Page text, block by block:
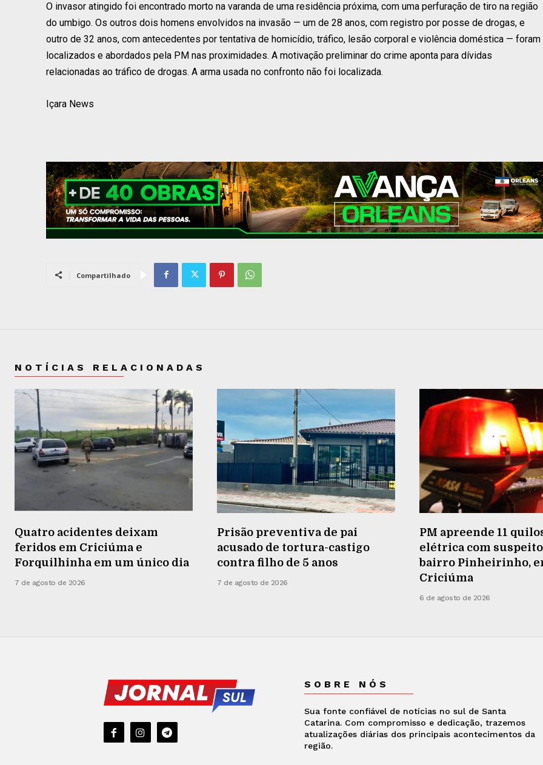
O invasor atingido foi encontrado morto na varanda de uma residência próxima, com uma perfuração de tiro na região
do umbigo. Os outros dois homens envolvidos na invasão — um de 28 anos, com registro por posse de drogas, e
outro de 32 anos, com antecedentes por tentativa de homicídio, tráfico, lesão corporal e violência doméstica — foram
localizados e abordados pela PM nas proximidades. A motivação preliminar do crime aponta para dívidas
relacionadas ao tráfico de drogas. A arma usada no confronto não foi localizada.
Içara News
Compartilhado
NOTÍCIAS RELACIONADAS
Quatro acidentes deixam
feridos em Criciúma e
Forquilhinha em um único dia
7 de agosto de 2026
Prisão preventiva de pai
acusado de tortura-castigo
contra filho de 5 anos
7 de agosto de 2026
PM apreende 11
elétrica com
bairro Pinheirinho,
Criciúma
6 de agosto de 2026
SOBRE NÓS
Sua fonte confiável de notícias no sul de Santa
Catarina. Com compromisso e dedicação, trazemos
atualizações diárias dos principais acontecimentos da
região.